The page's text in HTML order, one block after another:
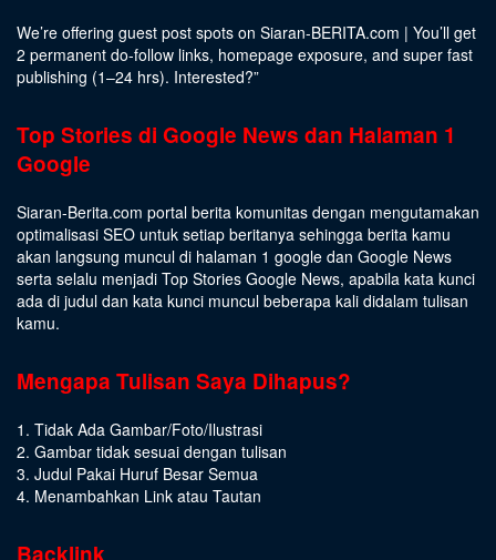
We’re offering guest post spots on Siaran-BERITA.com | You’ll get
2 permanent do-follow links, homepage exposure, and super fast
publishing (1–24 hrs). Interested?”
Top Stories di Google News dan Halaman 1
Google
Siaran-Berita.com portal berita komunitas dengan mengutamakan
optimalisasi SEO untuk setiap beritanya sehingga berita kamu
akan langsung muncul di halaman 1 google dan Google News
serta selalu menjadi Top Stories Google News, apabila kata kunci
ada di judul dan kata kunci muncul beberapa kali didalam tulisan
kamu.
Mengapa Tulisan Saya Dihapus?
1. Tidak Ada Gambar/Foto/Ilustrasi
2. Gambar tidak sesuai dengan tulisan
3. Judul Pakai Huruf Besar Semua
4. Menambahkan Link atau Tautan
Backlink